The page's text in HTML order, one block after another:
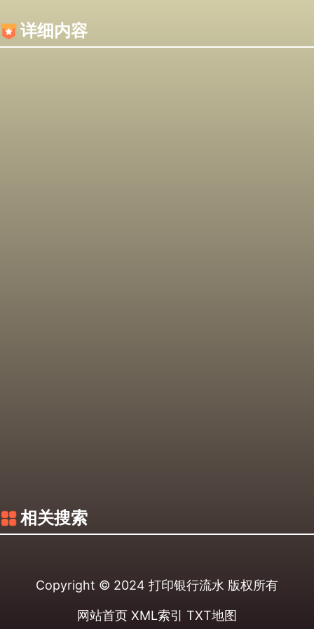
详细内容
相关搜索
Copyright © 2024 打印银行流水 版权所有
网站首页 XML索引 TXT地图